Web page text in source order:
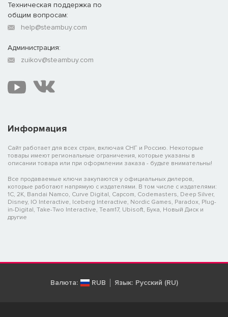
Информация
Сайт работает для всех стран, включая СНГ и Россию. Некоторые
товары имеют региональные ограничения, которые указаны в
описании товара или при оформлении заказа - будьте внимательны!
Все продаваемые ключи закупаются у официальных дилеров,
которые работают напрямую с издателями. В том числе с издателями:
1C, 2K, Bandai Namco, Curve Digital, Capcom, Codemasters, Deep Silver,
Disney, IO Interactive, Iceberg Interactive, Nordic Games, Paradox, Plug-
in-Digital, Take-Two Interactive, Team17, Ubisoft, Бука, Новый Диск и
другие
Техническая поддержка по
общим вопросам:
help@steambuy.com
Администрация:
zuikov@steambuy.com
Валюта: RUB Язык: Русский (RU)